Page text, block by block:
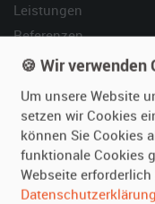
Leistungen
Referenzen
Kundenmeinungen
Vermieten
Oldtimer anmelden
Fotos senden
Fragen für Vermieter
🍪 Wir verwenden
Um unsere Website
setzen wir Cookies
können Sie Cookies
funktionale Cookies
Webseite
Datenschutzerklärung